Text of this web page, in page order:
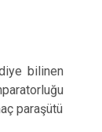
bilinen
paraşütü